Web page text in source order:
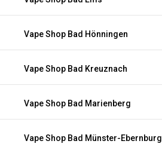
Vape Shop Bad Hönningen
Vape Shop Bad Kreuznach
Vape Shop Bad Marienberg
Vape Shop Bad Münster-Ebernburg